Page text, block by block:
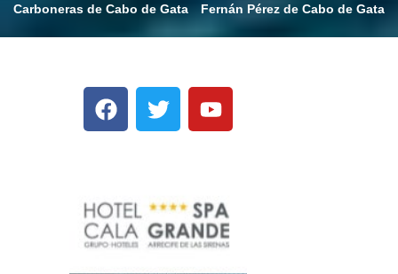
Carboneras de Cabo de Gata
Fernán Pérez de Cabo de Gata